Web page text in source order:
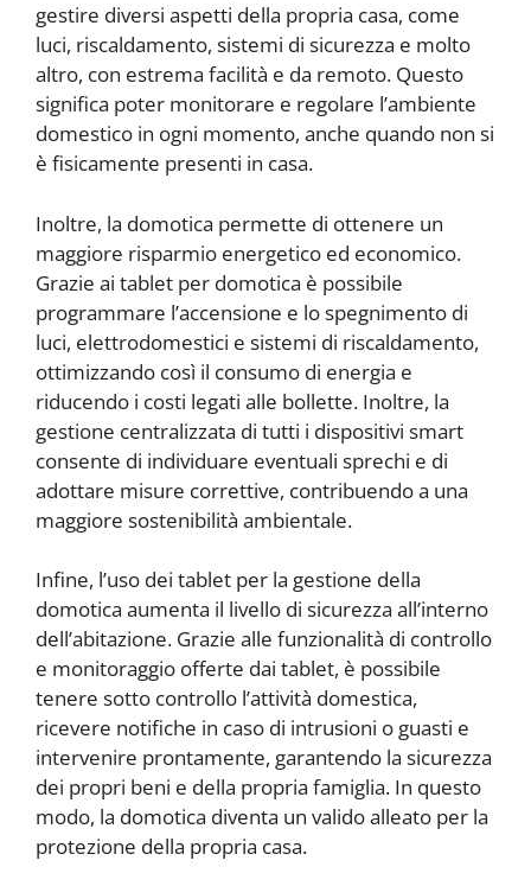
gestire diversi aspetti della propria casa, come
luci, riscaldamento, sistemi di sicurezza e molto
altro, con estrema facilità e da remoto. Questo
significa poter monitorare e regolare l’ambiente
domestico in ogni momento, anche quando non si
è fisicamente presenti in casa.
Inoltre, la domotica permette di ottenere un
maggiore risparmio energetico ed economico.
Grazie ai tablet per domotica è possibile
programmare l’accensione e lo spegnimento di
luci, elettrodomestici e sistemi di riscaldamento,
ottimizzando così il consumo di energia e
riducendo i costi legati alle bollette. Inoltre, la
gestione centralizzata di tutti i dispositivi smart
consente di individuare eventuali sprechi e di
adottare misure correttive, contribuendo a una
maggiore sostenibilità ambientale.
Infine, l’uso dei tablet per la gestione della
domotica aumenta il livello di sicurezza all’interno
dell’abitazione. Grazie alle funzionalità di controllo
e monitoraggio offerte dai tablet, è possibile
tenere sotto controllo l’attività domestica,
ricevere notifiche in caso di intrusioni o guasti e
intervenire prontamente, garantendo la sicurezza
dei propri beni e della propria famiglia. In questo
modo, la domotica diventa un valido alleato per la
protezione della propria casa.